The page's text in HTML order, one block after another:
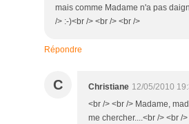
mais comme Madame n'a pas
/> :-)<br /> <br /> <br />
Répondre
C Christiane 12/05/2010
<br /> <br /> Madame,
me chercher....<br /> <br /